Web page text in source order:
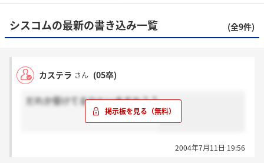
シスコムの最新の書き込み一覧 (全9件)
カステラ さん (05卒)
だれか受けてるひといますか？？
2004年7月11日 19:56